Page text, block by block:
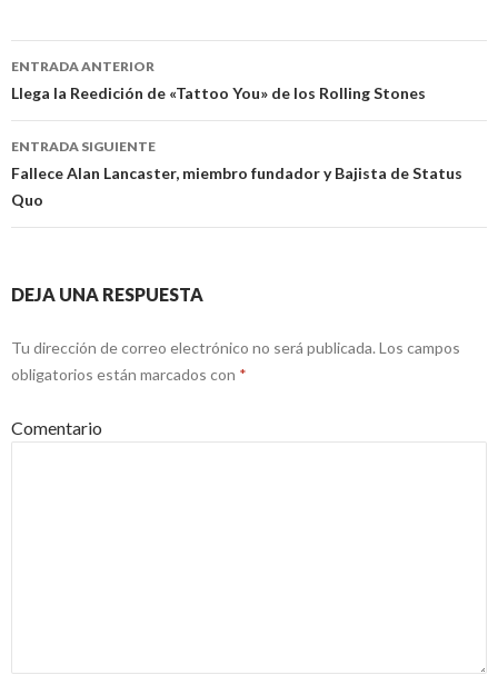
Navegación
de
entradas
ENTRADA ANTERIOR
Llega la Reedición de «Tattoo You» de los Rolling Stones
ENTRADA SIGUIENTE
Fallece Alan Lancaster, miembro fundador y Bajista de Status
Quo
DEJA UNA RESPUESTA
Tu dirección de correo electrónico no será publicada. Los campos
obligatorios están marcados con *
Comentario